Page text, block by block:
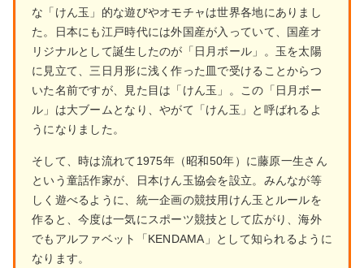
な「けん玉」的な遊びやオモチャは世界各地にありまし
た。日本にも江戸時代には外国産が入っていて、国産オ
リジナルとして誕生したのが「日月ボール」。玉を太陽
に見立て、三日月形に浅く作った皿で受けることからつ
いた名前ですが、見た目は「けん玉」。この「日月ボー
ル」は大ブームとなり、やがて「けん玉」と呼ばれるよ
うになりました。
そして、時は流れて1975年（昭和50年）に藤原一生さん
という童話作家が、日本けん玉協会を設立。みんなが等
しく遊べるように、統一企画の競技用けん玉とルールを
作ると、今度は一気にスポーツ競技として広がり、海外
でもアルファベット「KENDAMA」として知られるように
なります。